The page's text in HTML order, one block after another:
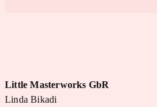
Little Masterworks GbR
Linda Bikadi